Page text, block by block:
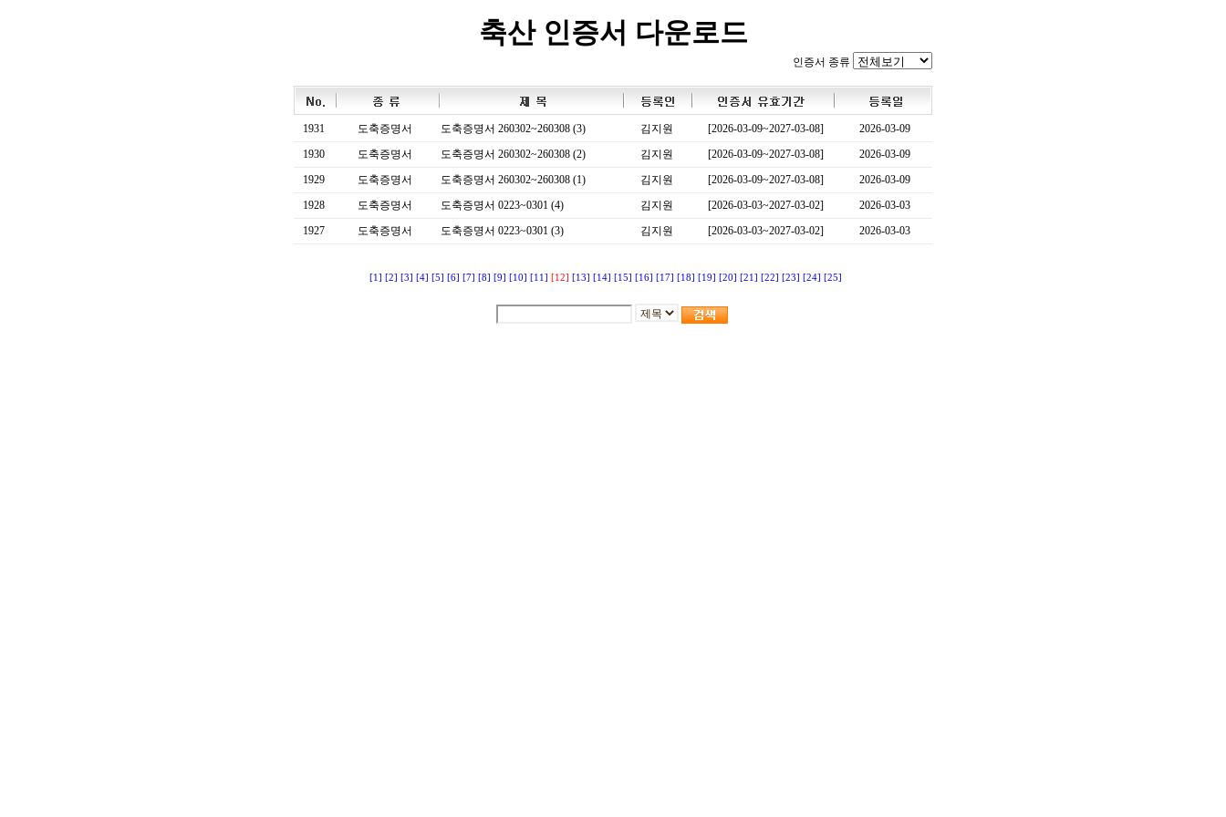
축산 인증서 다운로드
인증서 종류
1931 도축증명서 도축증명서 260302~260308 (3) 김지원 [2026-03-09~2027-03-08]
2026-03-09
1930
도축증명서 도축증명서 260302~260308 (2) 김지원 [2026-03-09~2027-03-08]
2026-03-09
1929
도축증명서 도축증명서 260302~260308 (1) 김지원 [2026-03-09~2027-03-08]
2026-03-09
1928
도축증명서 도축증명서 0223~0301 (4) 김지원 [2026-03-03~2027-03-02]
2026-03-03
1927
도축증명서 도축증명서 0223~0301 (3) 김지원 [2026-03-03~2027-03-02] 2026-03-03
[1] [2] [3] [4] [5] [6] [7] [8] [9] [10] [11] [12] [13] [14] [15] [16] [17] [18] [19] [20] [21] [22] [23] [24] [25]